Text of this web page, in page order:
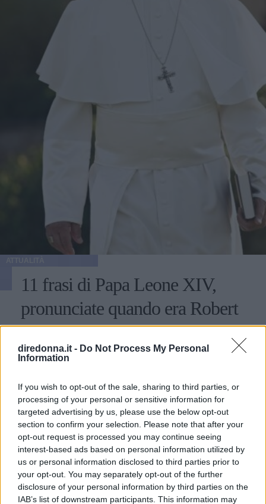
diredonna.it - Do Not Process My Personal
Information
If you wish to opt-out of the sale, sharing to third parties, or
processing of your personal or sensitive information for
targeted advertising by us, please use the below opt-out
section to confirm your selection. Please note that after your
opt-out request is processed you may continue seeing
interest-based ads based on personal information utilized by
us or personal information disclosed to third parties prior to
your opt-out. You may separately opt-out of the further
disclosure of your personal information by third parties on the
IAB’s list of downstream participants. This information may
11 frasi di Papa Leone XIV,
pronunciate quando era Robert
Francis Prevost
Chi è e cosa ha detto in passato Robert Francis Prevost,
Francesco I: le citazioni su migranti, ambiente, diritti e
PERDITA DURANGO